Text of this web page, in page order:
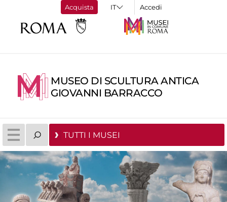
Acquista Accedi
MUSEO DI SCULTURA ANTICA
GIOVANNI BARRACCO
TUTTI I MUSEI